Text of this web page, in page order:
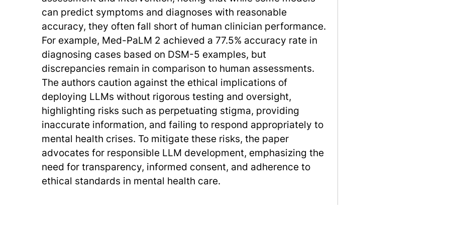
can predict symptoms and diagnoses with reasonable
accuracy, they often fall short of human clinician performance.
For example, Med-PaLM 2 achieved a 77.5% accuracy rate in
diagnosing cases based on DSM-5 examples, but
discrepancies remain in comparison to human assessments.
The authors caution against the ethical implications of
deploying LLMs without rigorous testing and oversight,
highlighting risks such as perpetuating stigma, providing
inaccurate information, and failing to respond appropriately to
mental health crises. To mitigate these risks, the paper
advocates for responsible LLM development, emphasizing the
need for transparency, informed consent, and adherence to
ethical standards in mental health care.